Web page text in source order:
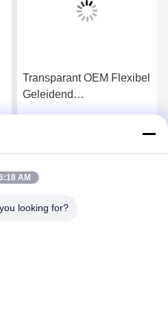
Transparant OEM Flexibel
Geleidend
AM
looking for?